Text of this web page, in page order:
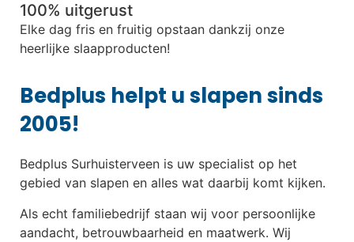
Bedplus helpt u slapen sinds
2005!
Bedplus Surhuisterveen is uw specialist op het
gebied van slapen en alles wat daarbij komt kijken.
Als echt familiebedrijf staan wij voor persoonlijke
aandacht, betrouwbaarheid en maatwerk. Wij
100% uitgerust
Elke dag fris en fruitig opstaan dankzij onze
heerlijke slaapproducten!